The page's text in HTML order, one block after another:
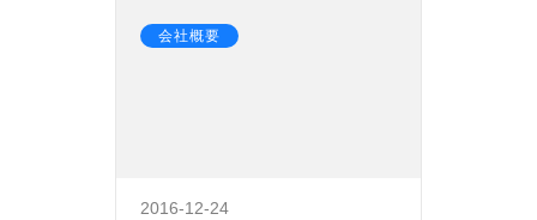
会社概要
2016-12-24